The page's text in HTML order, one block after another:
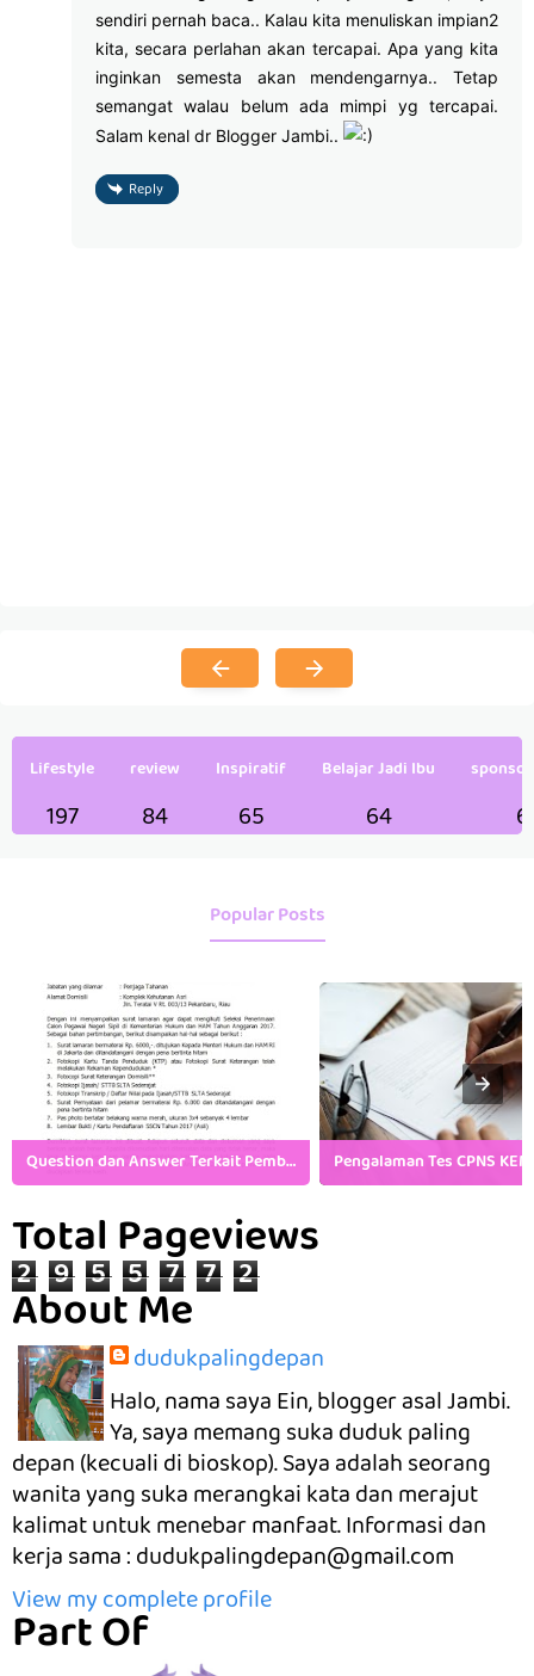
sendiri pernah baca.. Kalau kita menuliskan impian2
kita, secara perlahan akan tercapai. Apa yang kita
inginkan semesta akan mendengarnya.. Tetap
semangat walau belum ada mimpi yg tercapai.
Salam kenal dr Blogger Jambi..
Reply
Lifestyle
197
review
84
Inspiratif
65
Belajar Jadi Ibu
64
Popular Posts
Question dan Answer Terkait Pembukaan CPNS Kemenkumham
Total Pageviews
2 9 5 5 7 7 2
About Me
dudukpalingdepan
Halo, nama saya Ein, blogger asal Jambi.
Ya, saya memang suka duduk paling
depan (kecuali di bioskop). Saya adalah seorang
wanita yang suka merangkai kata dan merajut
kalimat untuk menebar manfaat. Informasi dan
kerja sama : dudukpalingdepan@gmail.com
View my complete profile
Part Of